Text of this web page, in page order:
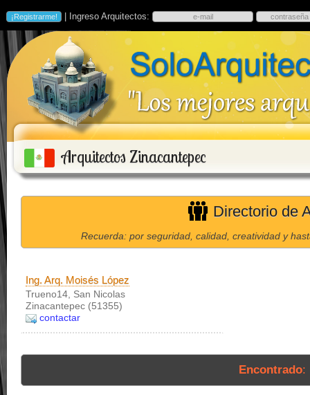
| Ingreso Arquitectos:
Arquitectos Zinacantepec
Directorio de
Recuerda: por seguridad, calidad, creatividad y
Ing. Arq. Moisés López
Trueno14, San Nicolas
Zinacantepec (51355)
contactar
Encontrado: